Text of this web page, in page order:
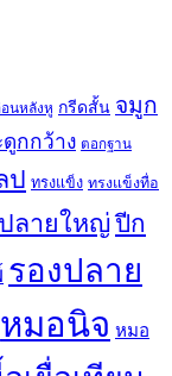
นหลังหู กรีดสั้น จมูก
กกว้าง ตอกฐาน
ป ทรงแข็ง ทรงแข็งทื่อ
ปลายใหญ่ปีก
รองปลาย
หมอนิจ หมอ